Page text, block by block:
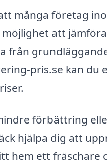
många företag
att
från
pris.se kan
förbättring
hjälpa dig att
hem ett fräschare